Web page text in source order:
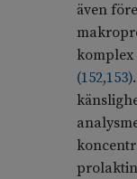
även
(152,153)